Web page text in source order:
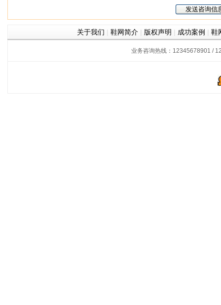
关于我们 | 鞋网简介 | 版权声明 | 成功案例 | 鞋
业务咨询热线：12345678901 /